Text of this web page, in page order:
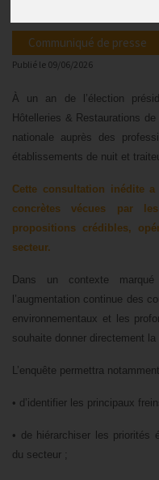
Communiqué de presse
Publié le 09/06/2026
À un an de l’élection
Hôtelleries & Restaurations
nationale auprès des
établissements de nuit et
Cette consultation inédite
concrètes vécues par
propositions crédibles,
secteur.
Dans un contexte
l’augmentation continue des
environnementaux et les
souhaite donner directement
L’enquête permettra
• d’identifier les principaux
• de hiérarchiser les priorités
du secteur ;